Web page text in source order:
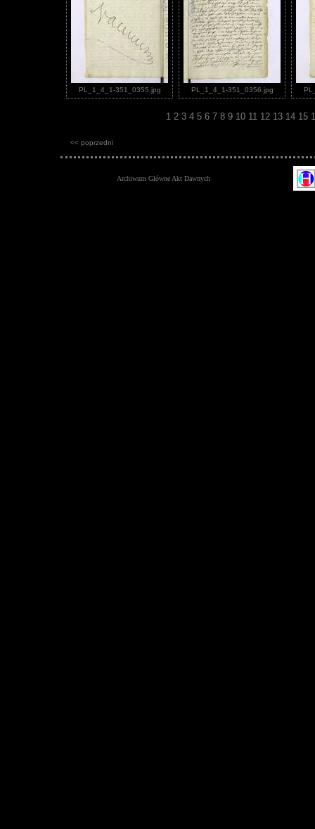
PL_1_4_1-351_0355.jpg PL_1_4_1-351_0356.jpg
1 2 3 4 5 6 7 8 9 10 11 12 13 14 15
<< poprzedni
Archiwum Główne Akt Dawnych